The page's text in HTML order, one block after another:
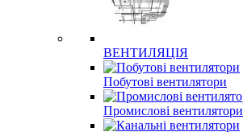
ВЕНТИЛЯЦІЯ
Побутові вентилятори
Промислові вентилятори